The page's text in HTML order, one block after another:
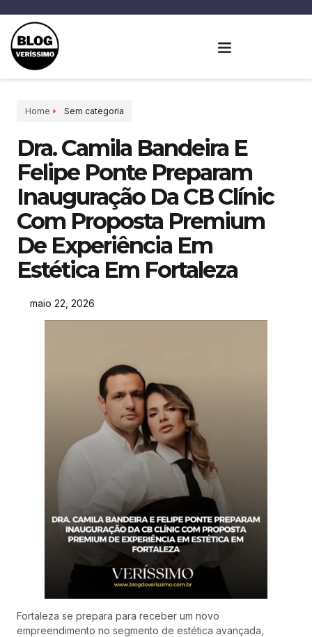
Home Sem categoria
Dra. Camila Bandeira E
Felipe Ponte Preparam
Inauguração Da CB Clínic
Com Proposta Premium
De Experiência Em
Estética Em Fortaleza
maio 22, 2026
Fortaleza se prepara para receber um novo
empreendimento no segmento de estética avançada,